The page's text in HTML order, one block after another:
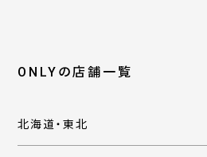
ONLYの店舗一覧
北海道・東北